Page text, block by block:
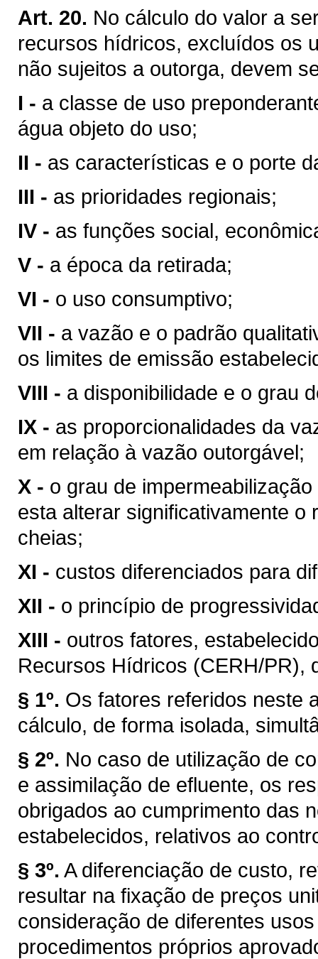
Art. 20. No cálculo do valor a
recursos hídricos, excluídos os
não sujeitos a outorga, devem
I - a classe de uso
água objeto do uso;
II - as características e o porte
III - as prioridades regionais;
IV - as funções social,
V - a época da retirada;
VI - o uso consumptivo;
VII - a vazão e o padrão
os limites de emissão
VIII - a disponibilidade e o grau
IX - as proporcionalidades da
em relação à vazão outorgável;
X - o grau de
esta alterar significativamente o
cheias;
XI - custos diferenciados para
XII - o princípio de
XIII - outros fatores,
Recursos Hídricos (CERH/PR),
§ 1º. Os fatores referidos neste
cálculo, de forma isolada,
§ 2º. No caso de utilização de
e assimilação de efluente, os
obrigados ao cumprimento das
estabelecidos, relativos ao
§ 3º. A diferenciação de custo,
resultar na fixação de preços
consideração de diferentes
procedimentos próprios